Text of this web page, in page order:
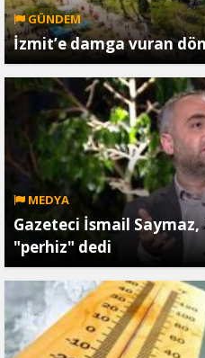
GÜNDEM
İzmit’e damga vuran
MEDYA
Gazeteci İsmail
"perhiz" dedi